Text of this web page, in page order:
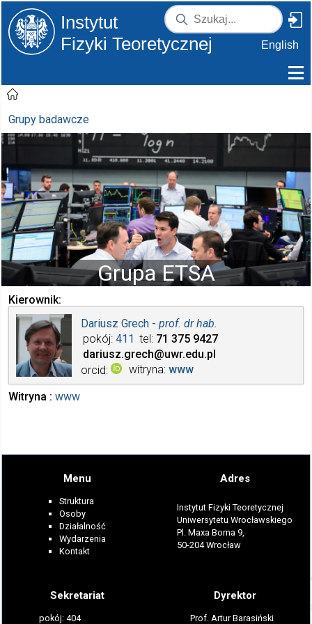
Instytut
Fizyki Teoretycznej
English
Grupy badawcze
Grupa ETSA
Kierownik
Dariusz Grech - prof. dr hab.
pokój 411 tel 71 375 9427
dariusz.grech@uwr.edu.pl
orcid
witryna www
Witryna www
Menu
Struktura
Osoby
Działalność
Wydarzenia
Kontakt
Adres
Instytut Fizyki Teoretycznej
Uniwersytetu Wrocławskiego
Pl. Maxa Borna 9,
50-204 Wrocław
Sekretariat
pokój: 404
Dyrektor
Prof. Artur Barasiński